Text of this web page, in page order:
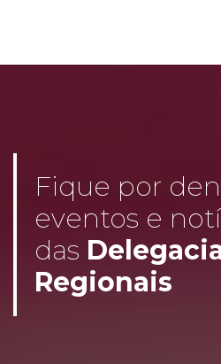
Fique por
eventos e
das
Regionais